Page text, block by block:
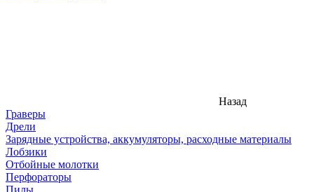
Назад
Граверы
Дрели
Зарядные устройства, аккумуляторы, расходные материалы
Лобзики
Отбойные молотки
Перфораторы
Пилы